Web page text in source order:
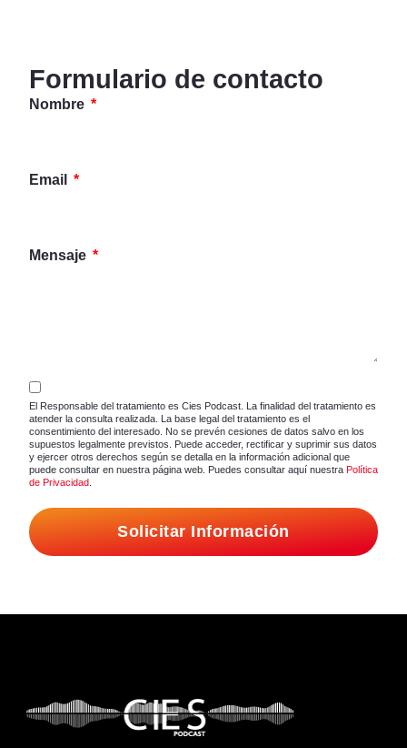
Formulario de contacto
Nombre
Email
Mensaje
El Responsable del tratamiento es Cies Podcast. La finalidad del tratamiento es
atender la consulta realizada. La base legal del tratamiento es el
consentimiento del interesado. No se prevén cesiones de datos salvo en los
supuestos legalmente previstos. Puede acceder, rectificar y suprimir sus datos
y ejercer otros derechos según se detalla en la información adicional que
puede consultar en nuestra página web. Puedes consultar aquí nuestra Política
de Privacidad
Solicitar Información